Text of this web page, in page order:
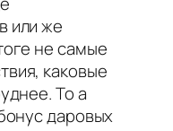
или же
не самые
каковые
То а
даровых